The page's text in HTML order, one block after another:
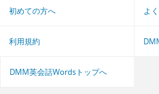
初めての方へ よ
利用規約
DMM英会話Wordsトップへ